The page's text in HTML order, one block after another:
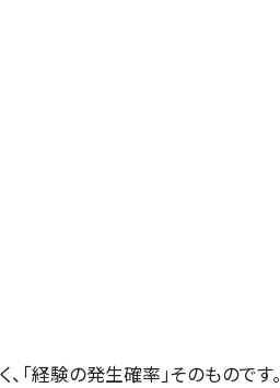
経験の発生確率」そのものです。